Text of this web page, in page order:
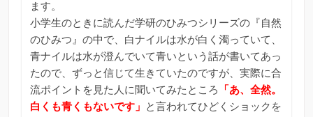
ます。
小学生のときに読んだ学研のひみつシリーズの『自然
のひみつ』の中で、白ナイルは水が白く濁っていて、
青ナイルは水が澄んでいて青いという話が書いてあっ
たので、ずっと信じて生きていたのですが、実際に合
流ポイントを見た人に聞いてみたところ
「あ、全然。
白くも青くもないです」
と言われてひどくショックを